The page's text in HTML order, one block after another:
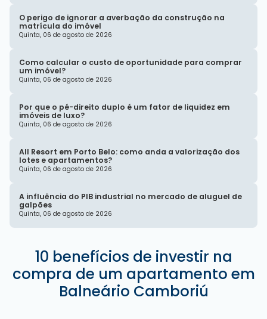
O perigo de ignorar a averbação da construção na
matrícula do imóvel
Quinta, 06 de agosto de 2026
Como calcular o custo de oportunidade para comprar
um imóvel?
Quinta, 06 de agosto de 2026
Por que o pé-direito duplo é um fator de liquidez em
imóveis de luxo?
Quinta, 06 de agosto de 2026
All Resort em Porto Belo: como anda a valorização dos
lotes e apartamentos?
Quinta, 06 de agosto de 2026
A influência do PIB industrial no mercado de aluguel de
galpões
Quinta, 06 de agosto de 2026
10 benefícios de investir na
compra de um apartamento em
Balneário Camboriú